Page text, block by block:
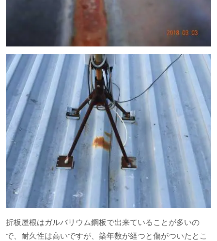
折板屋根はガルバリウム鋼板で出来ていることが多いの
で、耐久性は高いですが、築年数が経つと傷がついたとこ